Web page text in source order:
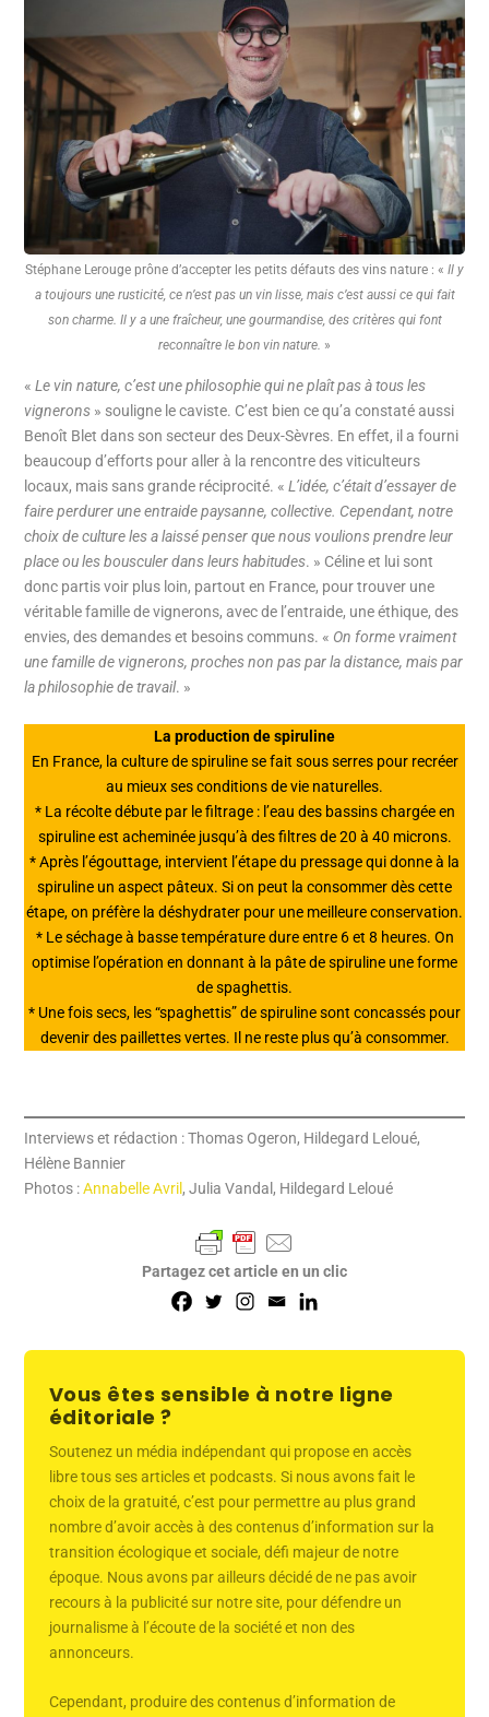
Stéphane Lerouge prône d’accepter les petits défauts des vins nature : « Il y
a toujours une rusticité, ce n’est pas un vin lisse, mais c’est aussi ce qui fait
son charme. Il y a une fraîcheur, une gourmandise, des critères qui font
reconnaître le bon vin nature. »
«Le vin nature, c’est une philosophie qui ne plaît pas à tous les
vignerons » souligne le caviste. C’est bien ce qu’a constaté aussi
Benoît Blet dans son secteur des Deux-Sèvres. En effet, il a fourni
beaucoup d’efforts pour aller à la rencontre des viticulteurs
locaux, mais sans grande réciprocité. «L’idée, c’était d’essayer de
faire perdurer une entraide paysanne, collective. Cependant, notre
choix de culture les a laissé penser que nous voulions prendre leur
place ou les bousculer dans leurs habitudes. » Céline et lui sont
donc partis voir plus loin, partout en France, pour trouver une
véritable famille de vignerons, avec de l’entraide, une éthique, des
envies, des demandes et besoins communs. « On forme vraiment
une famille de vignerons, proches non pas par la distance, mais par
la philosophie de travail. »
La production de spiruline
En France, la culture de spiruline se fait sous serres pour recréer
au mieux ses conditions de vie naturelles.
* La récolte débute par le filtrage : l’eau des bassins chargée en
spiruline est acheminée jusqu’à des filtres de 20 à 40 microns.
* Après l’égouttage, intervient l’étape du pressage qui donne à la
spiruline un aspect pâteux. Si on peut la consommer dès cette
étape, on préfère la déshydrater pour une meilleure conservation.
* Le séchage à basse température dure entre 6 et 8 heures. On
optimise l’opération en donnant à la pâte de spiruline une forme
de spaghettis.
* Une fois secs, les “spaghettis” de spiruline sont concassés pour
devenir des paillettes vertes. Il ne reste plus qu’à consommer.
Interviews et rédaction : Thomas Ogeron, Hildegard Leloué,
Hélène Bannier
Photos :Annabelle Avril, Julia Vandal, Hildegard Leloué
Partagez cet article en un clic
Vous êtes sensible à notre ligne
éditoriale ?
Soutenez un média indépendant qui propose en accès
libre tous ses articles et podcasts. Si nous avons fait le
choix de la gratuité, c’est pour permettre au plus grand
nombre d’avoir accès à des contenus d’information sur la
transition écologique et sociale, défi majeur de notre
époque. Nous avons par ailleurs décidé de ne pas avoir
recours à la publicité sur notre site, pour défendre un
journalisme à l’écoute de la société et non des
annonceurs.
Cependant, produire des contenus d’information de